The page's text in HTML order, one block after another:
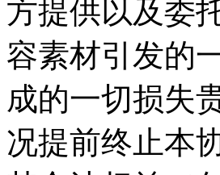
方提供以及委
容素材引发的
成的一切损失
况提前终止本